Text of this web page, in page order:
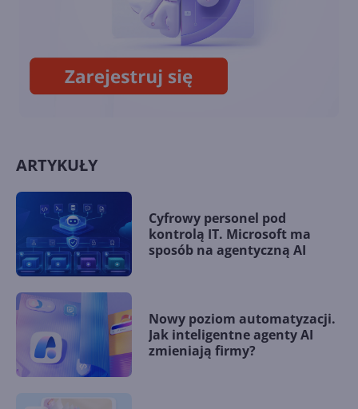
Żegnamy kolejną aplikację na
Xbox 360. Najwyższa pora na
zmianę na Xbox One?
ARTYKUŁY
Cyfrowy personel pod
kontrolą IT. Microsoft ma
sposób na agentyczną AI
Nowy poziom automatyzacji.
Jak inteligentne agenty AI
zmieniają firmy?